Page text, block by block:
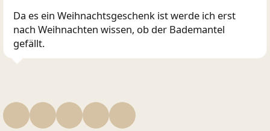
Da es ein Weihnachtsgeschenk ist werde ich erst
nach Weihnachten wissen, ob der Bademantel
gefällt.